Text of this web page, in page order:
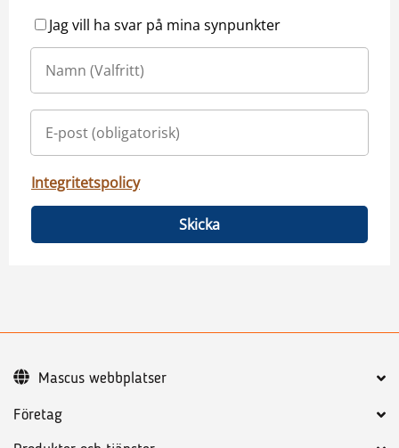
Jag vill ha svar på mina synpunkter
Integritetspolicy
Skicka
Företag
Mascus webbplatser